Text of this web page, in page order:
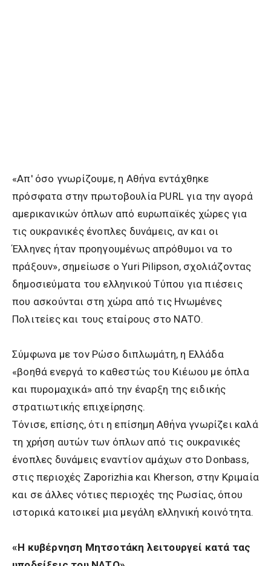
«Απ' όσο γνωρίζουμε, η Αθήνα εντάχθηκε
πρόσφατα στην πρωτοβουλία PURL για την αγορά
αμερικανικών όπλων από ευρωπαϊκές χώρες για
τις ουκρανικές ένοπλες δυνάμεις, αν και οι
Έλληνες ήταν προηγουμένως απρόθυμοι να το
πράξουν», σημείωσε ο Yuri Pilipson, σχολιάζοντας
δημοσιεύματα του ελληνικού Τύπου για πιέσεις
που ασκούνται στη χώρα από τις Ηνωμένες
Πολιτείες και τους εταίρους στο ΝΑΤΟ.
Σύμφωνα με τον Ρώσο διπλωμάτη, η Ελλάδα
«βοηθά ενεργά το καθεστώς του Κιέωου με όπλα
και πυρομαχικά» από την έναρξη της ειδικής
στρατιωτικής επιχείρησης.
Τόνισε, επίσης, ότι η επίσημη Αθήνα γνωρίζει καλά
τη χρήση αυτών των όπλων από τις ουκρανικές
ένοπλες δυνάμεις εναντίον αμάχων στο Donbass,
στις περιοχές Zaporizhia και Kherson, στην Κριμαία
και σε άλλες νότιες περιοχές της Ρωσίας, όπου
ιστορικά κατοικεί μια μεγάλη ελληνική κοινότητα.
«Η κυβέρνηση Μητσοτάκη λειτουργεί κατά τας